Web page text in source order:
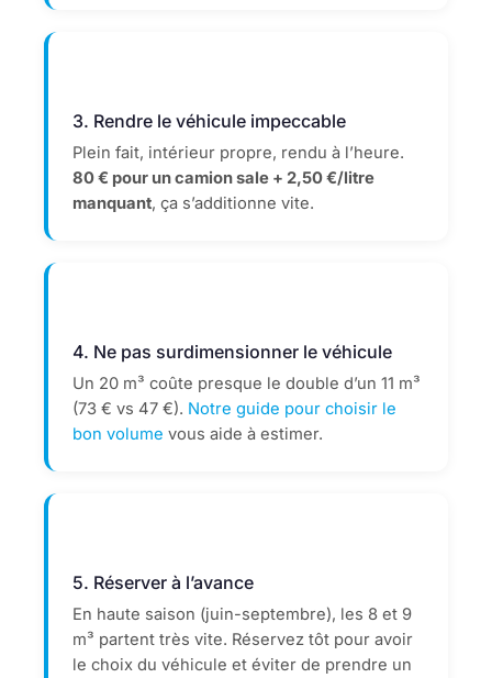
3. Rendre le véhicule impeccable
Plein fait, intérieur propre, rendu à l’heure.
80 € pour un camion sale + 2,50 €/litre
manquant, ça s’additionne vite.
4. Ne pas surdimensionner le véhicule
Un 20 m³ coûte presque le double d’un 11 m³
(73 € vs 47 €). Notre guide pour choisir le
bon volume vous aide à estimer.
5. Réserver à l’avance
En haute saison (juin-septembre), les 8 et 9
m³ partent très vite. Réservez tôt pour avoir
le choix du véhicule et éviter de prendre un